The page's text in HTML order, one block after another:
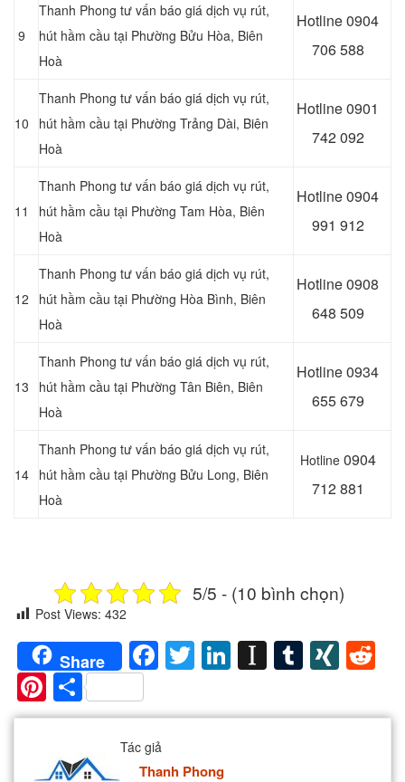
9
Thanh Phong tư vấn báo giá dịch vụ rút,
hút hầm cầu tại Phường Bửu Hòa, Biên
Hoà
Hotline 0904
706 588
10
Thanh Phong tư vấn báo giá dịch vụ rút,
hút hầm cầu tại Phường Trảng Dài, Biên
Hoà
Hotline 0901
742 092
11
Thanh Phong tư vấn báo giá dịch vụ rút,
hút hầm cầu tại Phường Tam Hòa, Biên
Hoà
Hotline 0904
991 912
12
Thanh Phong tư vấn báo giá dịch vụ rút,
hút hầm cầu tại Phường Hòa Bình, Biên
Hoà
Hotline 0908
648 509
13
Thanh Phong tư vấn báo giá dịch vụ rút,
hút hầm cầu tại Phường Tân Biên, Biên
Hoà
Hotline 0934
655 679
14
Thanh Phong tư vấn báo giá dịch vụ rút,
hút hầm cầu tại Phường Bửu Long, Biên
Hoà
Hotline0904
712 881
5/5 - (10 bình chọn)
Post Views: 432
Share Facebook
Twitter
LinkedIn
Instapaper
Tumblr
Pinterest
Share
Tác giả
Thanh Phong